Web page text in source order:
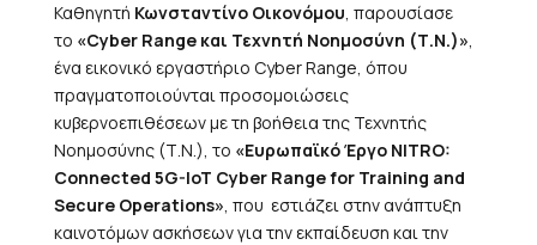
Καθηγητή Κωνσταντίνο Οικονόμου παρουσίασε
το «Cyber Range και Τεχνητή Νοημοσύνη (Τ.Ν.)»
ένα εικονικό εργαστήριο Cyber Range, όπου
πραγματοποιούνται προσομοιώσεις
κυβερνοεπιθέσεων με τη βοήθεια της Τεχνητής
Νοημοσύνης (Τ.Ν.), το «Ευρωπαϊκό Έργο NITRO:
Connected 5G-IoT Cyber Range for Training and
Secure Operations» , που εστιάζει στην ανάπτυξη
καινοτόμων ασκήσεων για την εκπαίδευση και την